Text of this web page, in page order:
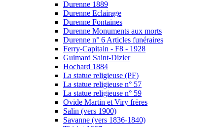
Durenne 1889
Durenne Eclairage
Durenne Fontaines
Durenne Monuments aux morts
Durenne n° 6 Articles funéraires
Ferry-Capitain - F8 - 1928
Guimard Saint-Dizier
Hochard 1884
La statue religieuse (PF)
La statue religieuse n° 57
La statue religieuse n° 59
Ovide Martin et Viry frères
Salin (vers 1900)
Savanne (vers 1836-1840)